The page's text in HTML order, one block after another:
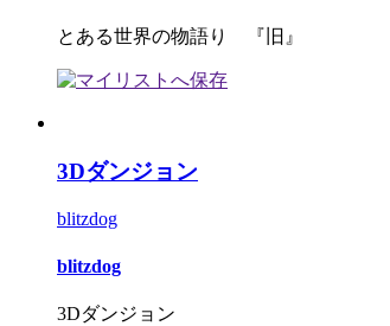
とある世界の物語り 『旧』
3Dダンジョン
blitzdog
blitzdog
3Dダンジョン